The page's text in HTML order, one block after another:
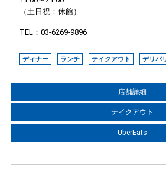
（土日祝：休館）
TEL：03-6269-9896
ディナー ランチ テイクアウト デリバ
店舗詳細
テイクアウト
UberEats